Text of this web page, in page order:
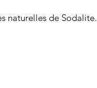
naturelles de Sodalite.